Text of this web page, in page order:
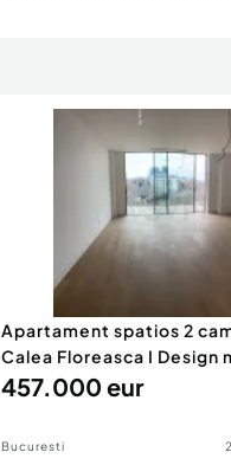
Apartament spatios 2
Calea Floreasca I Design
457.000 eur
Bucuresti